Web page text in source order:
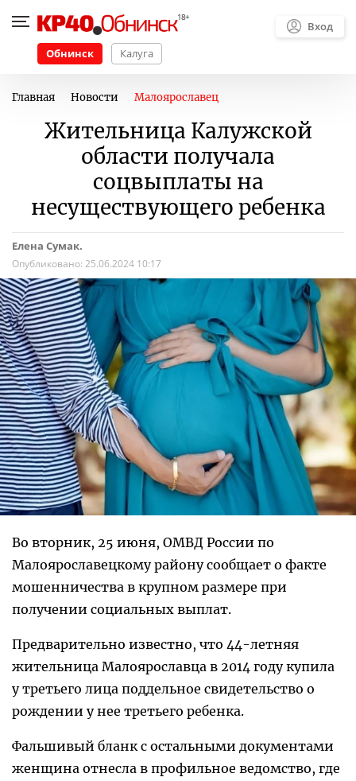
Обнинск Калуга
Вход
Главная Новости Малоярославец
Жительница Калужской
области получала
соцвыплаты на
несуществующего ребенка
Елена Сумак.
Опубликовано: 25.06.2024 10:17
Во вторник, 25 июня, ОМВД России по
Малоярославецкому району сообщает о факте
мошенничества в крупном размере при
получении социальных выплат.
Предварительно известно, что 44-летняя
жительница Малоярославца в 2014 году купила
у третьего лица поддельное свидетельство о
рождении у нее третьего ребенка.
Фальшивый бланк с остальными документами
женщина отнесла в профильное ведомство, где